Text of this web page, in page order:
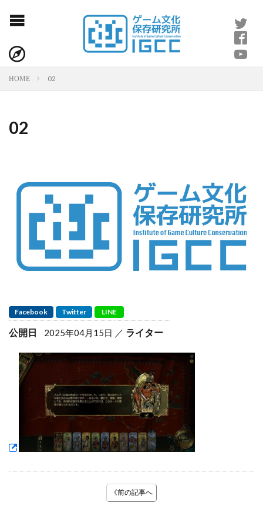
HOME 02
02
Facebook Twitter LINE
公開日 2025年04月15日 ライター
《前の記事へ